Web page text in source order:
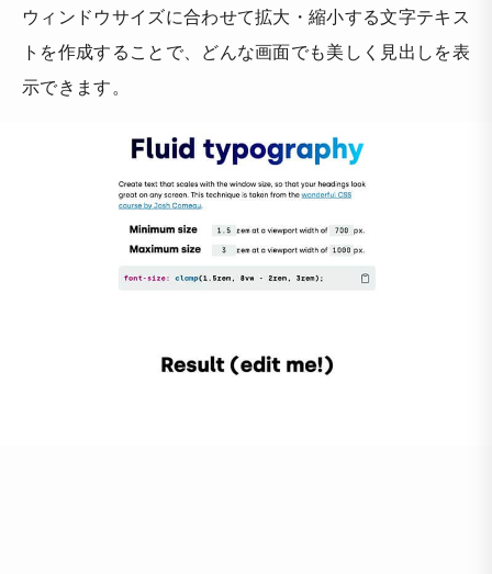
ウィンドウサイズに合わせて拡大・縮小する文字テキス
トを作成することで、どんな画面でも美しく見出しを表
示できます。